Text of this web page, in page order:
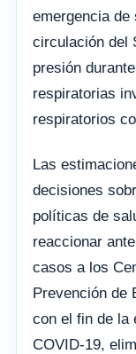
emergencia de
circulación del
presión
respiratorias
respiratorios
Las
decisiones
políticas de
reaccionar
casos a los
Prevención de
con el fin de la
COVID-19,